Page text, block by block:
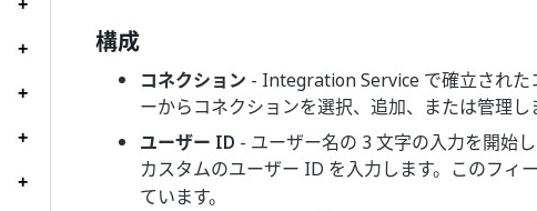
構成
コネクション - Integration Service で確立された
ーからコネクションを選択、追加、または管理し
ユーザー ID - ユーザー名の 3 文字の入力を開始
カスタムのユーザー ID を入力します。このフィ
ています。